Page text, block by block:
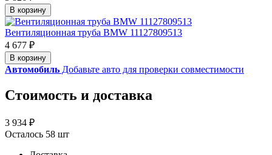
В корзину
Вентиляционная труба BMW 11127809513
4 677 ₽
В корзину
Автомобиль Добавьте авто для проверки совместимости
Стоимость и доставка
3 934 ₽
Осталось 58 шт